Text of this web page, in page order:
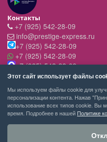
Контакты
+7 (925) 542-28-09
info@prestige-express.ru
+7 (925) 542-28-09
+7 (925) 542-28-09
+7 (925) 542-28-09
Режим работы:
- вт-пт с 11:00 до 20:00
- сб - c 11.00 до 19.00
- вск,пн - выходной
Этот сайт использует файлы
Мы используем файлы cookie для
персонализации контента. Нажав
использование всех типов cookie. Вы
время. Подробнее в нашей Политике